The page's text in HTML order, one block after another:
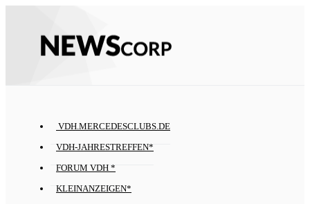
VDH.MERCEDESCLUBS.DE
VDH-JAHRESTREFFEN*
FORUM VDH *
KLEINANZEIGEN*